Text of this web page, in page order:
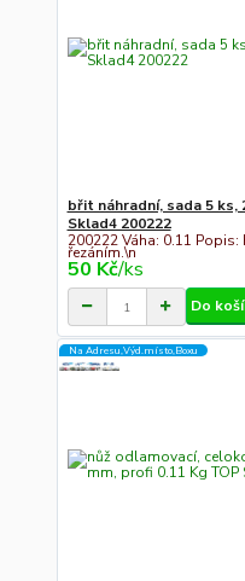
břit náhradní, sada 5 ks,
Sklad4 200222
200222 Váha: 0.11
řezáním.\n
50 Kč/ks
Do
Na Adresu,Výd.místo,Boxu